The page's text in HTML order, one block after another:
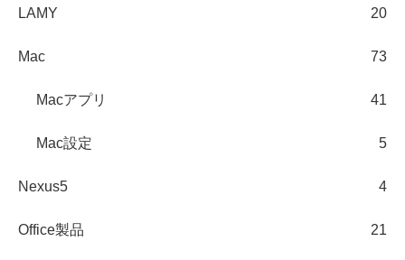
LAMY 20
Mac 73
Macアプリ 41
Mac設定 5
Nexus5 4
Office製品 21